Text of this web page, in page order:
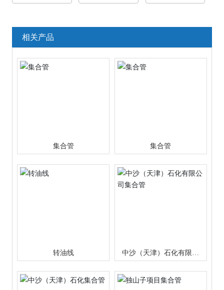
相关产品
集合管 集合管
转油线
中沙（天津）石化有限公
司集合管